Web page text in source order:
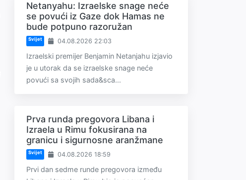
Netanyahu: Izraelske snage neće
se povući iz Gaze dok Hamas ne
bude potpuno razoružan
Svijet 04.08.2026 22:03
Izraelski premijer Benjamin Netanjahu izjavio
je u utorak da se izraelske snage neće
povući sa svojih sada&sca...
Prva runda pregovora Libana i
Izraela u Rimu fokusirana na
granicu i sigurnosne aranžmane
Svijet 04.08.2026 18:59
Prvi dan sedme runde pregovora između